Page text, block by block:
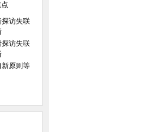
探访失联
探访失联
新原则等